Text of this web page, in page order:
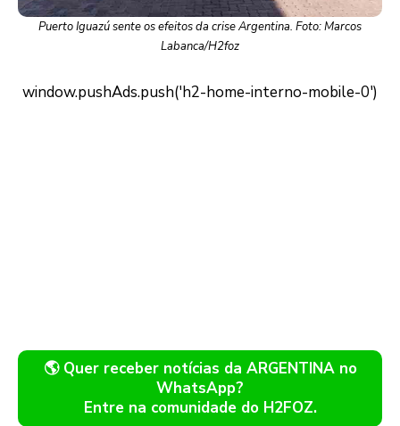
Puerto Iguazú sente os efeitos da crise Argentina. Foto: Marcos
Labanca/H2foz
🌎 Quer receber notícias da ARGENTINA no
WhatsApp?
Entre na comunidade do H2FOZ.